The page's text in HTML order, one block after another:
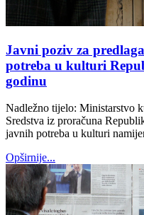
Javni poziv za
potreba u kulturi
godinu
Nadležno tijelo: Ministarstvo
Sredstva iz proračuna
javnih potreba u kulturi
Opširnije...